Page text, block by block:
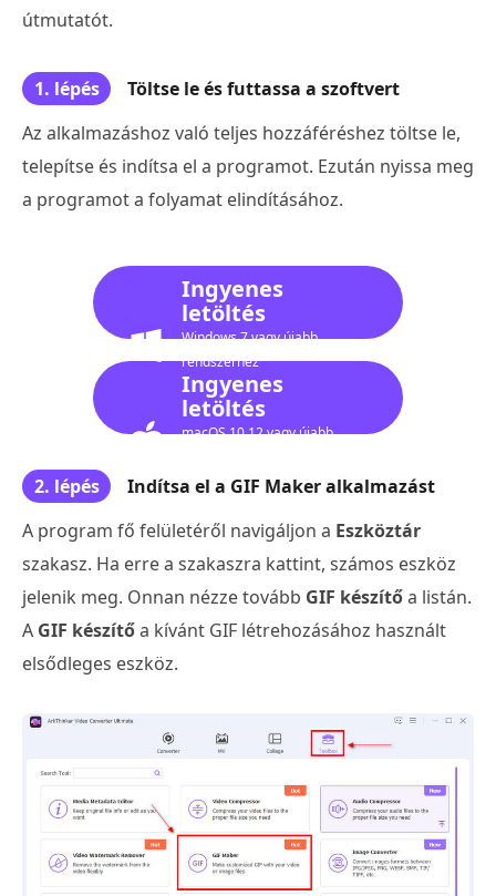
útmutatót.
1. lépés
Töltse le és futtassa a szoftvert
Az alkalmazáshoz való teljes hozzáféréshez töltse le,
telepítse és indítsa el a programot. Ezután nyissa meg
a programot a folyamat elindításához.
Ingyenes
letöltés
Windows 7 vagy újabb
rendszerhez
Ingyenes
letöltés
macOS 10.12 vagy újabb
2. lépés
Indítsa el a GIF Maker alkalmazást
A program fő felületéről navigáljon a Eszköztár
szakasz. Ha erre a szakaszra kattint, számos eszköz
jelenik meg. Onnan nézze tovább GIF készítőa listán.
A GIF készítőa kívánt GIF létrehozásához használt
elsődleges eszköz.